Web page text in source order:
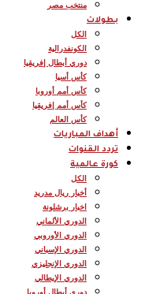
منتخب مصر
بطولات
الكل
الكونفدرالية
دوري أبطال إفريقيا
كأس أسيا
كأس أمم أوروبا
كأس أمم إفريقيا
كأس العالم
أهداف المباريات
تردد القنوات
كورة عالمية
الكل
أخبار ريال مدريد
اخبار برشلونة
الدوري الألماني
الدوري الأوروبي
الدوري الإسباني
الدوري الإنجليزي
الدوري الإيطالي
دوري أبطال أوروبا